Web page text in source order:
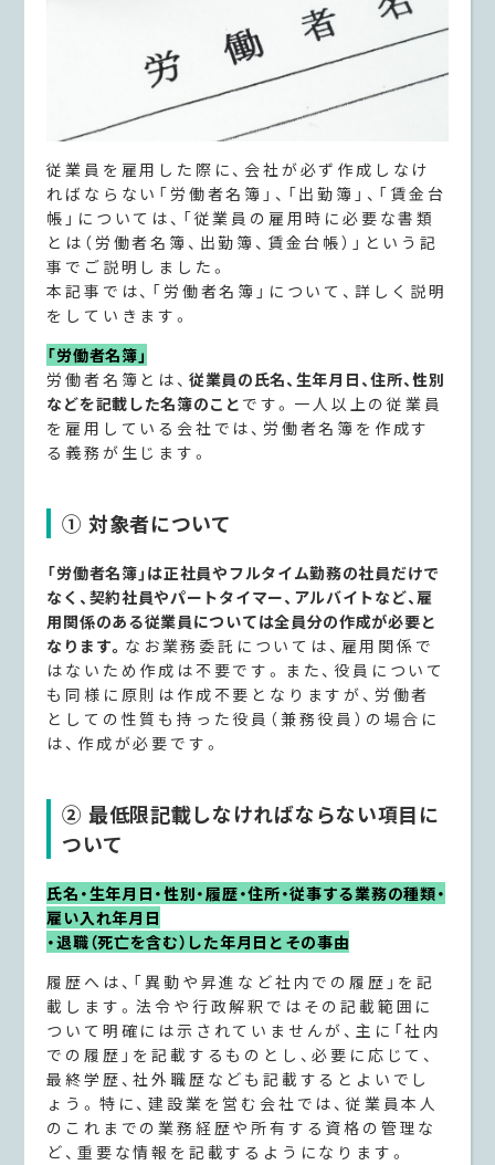
従業員を雇用した際に、会社が必ず作成しなけ
ればならない「労働者名簿」、「出勤簿」、「賃金台
帳」については、「従業員の雇用時に必要な書類
とは（労働者名簿、出勤簿、賃金台帳）」という記
事でご説明しました。
本記事では、「労働者名簿」について、詳しく説明
をしていきます。
「労働者名簿」
労働者名簿とは、 従業員の氏名、生年月日、住所、性別
などを記載した名簿のこと です。一人以上の従業員
を雇用している会社では、労働者名簿を作成す
る義務が生じます。
① 対象者について
「労働者名簿」は正社員やフルタイム勤務の社員だけで
なく、契約社員やパートタイマー、アルバイトなど、雇
用関係のある従業員については全員分の作成が必要と
なります。 なお業務委託については、雇用関係で
はないため作成は不要です。また、役員について
も同様に原則は作成不要となりますが、労働者
としての性質も持った役員（兼務役員）の場合に
は、作成が必要です。
② 最低限記載しなければならない項目に
ついて
氏名・生年月日・性別・履歴・住所・従事する業務の種類・
雇い入れ年月日
・退職（死亡を含む）した年月日とその事由
履歴へは、「異動や昇進など社内での履歴」を記
載します。法令や行政解釈ではその記載範囲に
ついて明確には示されていませんが、主に「社内
での履歴」を記載するものとし、必要に応じて、
最終学歴、社外職歴なども記載するとよいでし
ょう。特に、建設業を営む会社では、従業員本人
のこれまでの業務経歴や所有する資格の管理な
ど、重要な情報を記載するようになります。